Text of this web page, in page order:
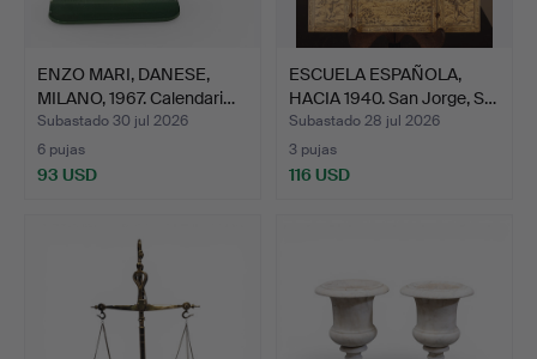
ENZO MARI, DANESE,
MILANO, 1967. Calendari…
Subastado 30 jul 2026
6 pujas
93 USD
ESCUELA ESPAÑOLA,
HACIA 1940. San Jorge, S…
Subastado 28 jul 2026
3 pujas
116 USD